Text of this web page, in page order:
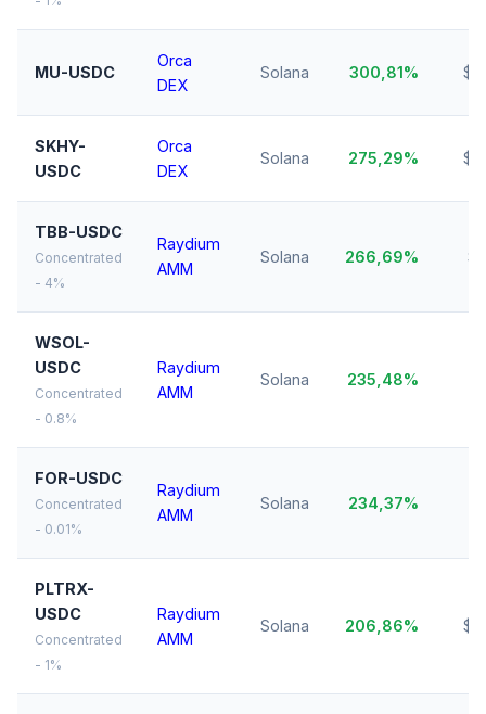
MU-USDC
Orca
DEX
Solana 300,81%
SKHY-
USDC
Orca
DEX
Solana 275,29%
TBB-USDC
Concentrated
- 4%
Raydium
AMM
Solana 266,69%
WSOL-
USDC
Concentrated
- 0.8%
Raydium
AMM
Solana 235,48%
FOR-USDC
Concentrated
- 0.01%
Raydium
AMM
Solana 234,37%
PLTRX-
USDC
Concentrated
- 1%
Raydium
AMM
Solana 206,86%